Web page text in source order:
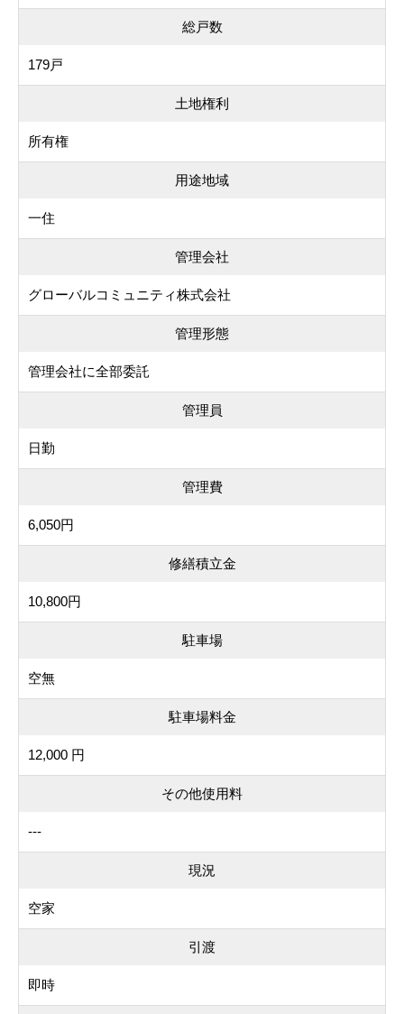
総戸数
179戸
土地権利
所有権
用途地域
一住
管理会社
グローバルコミュニティ株式会社
管理形態
管理会社に全部委託
管理員
日勤
管理費
6,050円
修繕積立金
10,800円
駐車場
空無
駐車場料金
12,000 円
その他使用料
---
現況
空家
引渡
即時